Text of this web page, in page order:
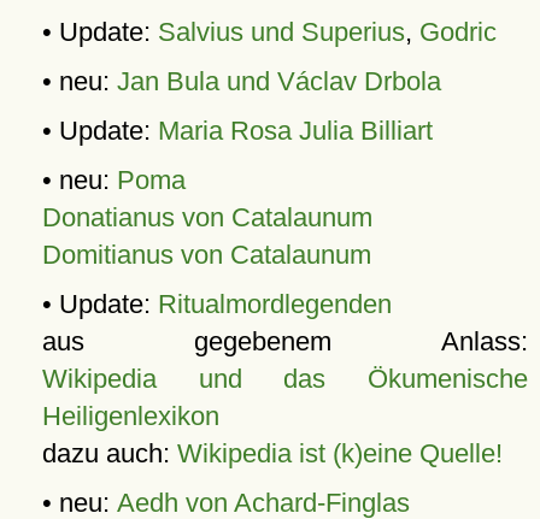
• Update: Salvius und Superius, Godric
• neu: Jan Bula und Václav Drbola
• Update: Maria Rosa Julia Billiart
• neu: Poma
Donatianus von Catalaunum
Domitianus von Catalaunum
• Update: Ritualmordlegenden
aus gegebenem Anlass:
Wikipedia und das Ökumenische
Heiligenlexikon
dazu auch: Wikipedia ist (k)eine Quelle!
• neu: Aedh von Achard-Finglas